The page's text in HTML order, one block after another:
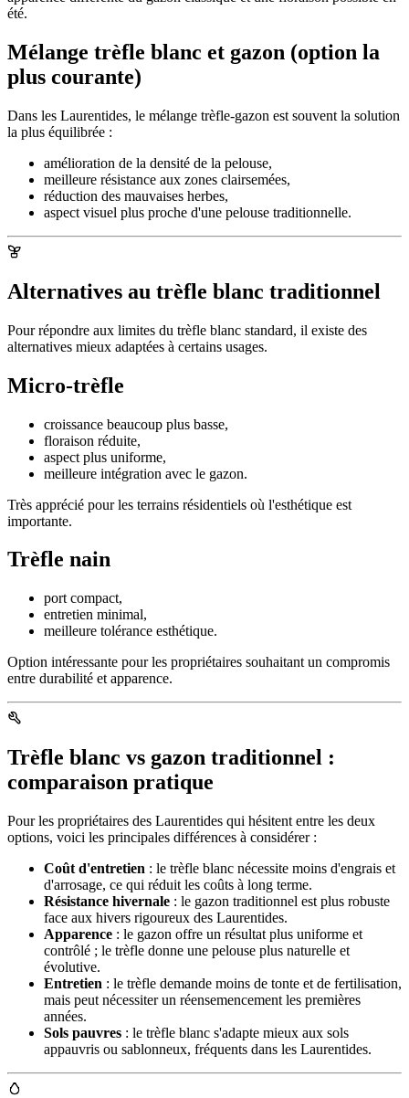
été.
Mélange trèfle blanc et gazon (option la
plus courante)
Dans les Laurentides, le mélange trèfle-gazon est souvent la solution
la plus équilibrée :
amélioration de la densité de la pelouse,
meilleure résistance aux zones clairsemées,
réduction des mauvaises herbes,
aspect visuel plus proche d'une pelouse traditionnelle.
Alternatives au trèfle blanc traditionnel
Pour répondre aux limites du trèfle blanc standard, il existe des
alternatives mieux adaptées à certains usages.
Micro-trèfle
croissance beaucoup plus basse,
floraison réduite,
aspect plus uniforme,
meilleure intégration avec le gazon.
Très apprécié pour les terrains résidentiels où l'esthétique est
importante.
Trèfle nain
port compact,
entretien minimal,
meilleure tolérance esthétique.
Option intéressante pour les propriétaires souhaitant un compromis
entre durabilité et apparence.
Trèfle blanc vs gazon traditionnel :
comparaison pratique
Pour les propriétaires des Laurentides qui hésitent entre les deux
options, voici les principales différences à considérer :
Coût d'entretien : le trèfle blanc nécessite moins d'engrais et
d'arrosage, ce qui réduit les coûts à long terme.
Résistance hivernale : le gazon traditionnel est plus robuste
face aux hivers rigoureux des Laurentides.
Apparence : le gazon offre un résultat plus uniforme et
contrôlé ; le trèfle donne une pelouse plus naturelle et
évolutive.
Entretien : le trèfle demande moins de tonte et de fertilisation,
mais peut nécessiter un réensemencement les premières
années.
Sols pauvres : le trèfle blanc s'adapte mieux aux sols
appauvris ou sablonneux, fréquents dans les Laurentides.